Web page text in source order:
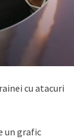
cu atacuri
un grafic